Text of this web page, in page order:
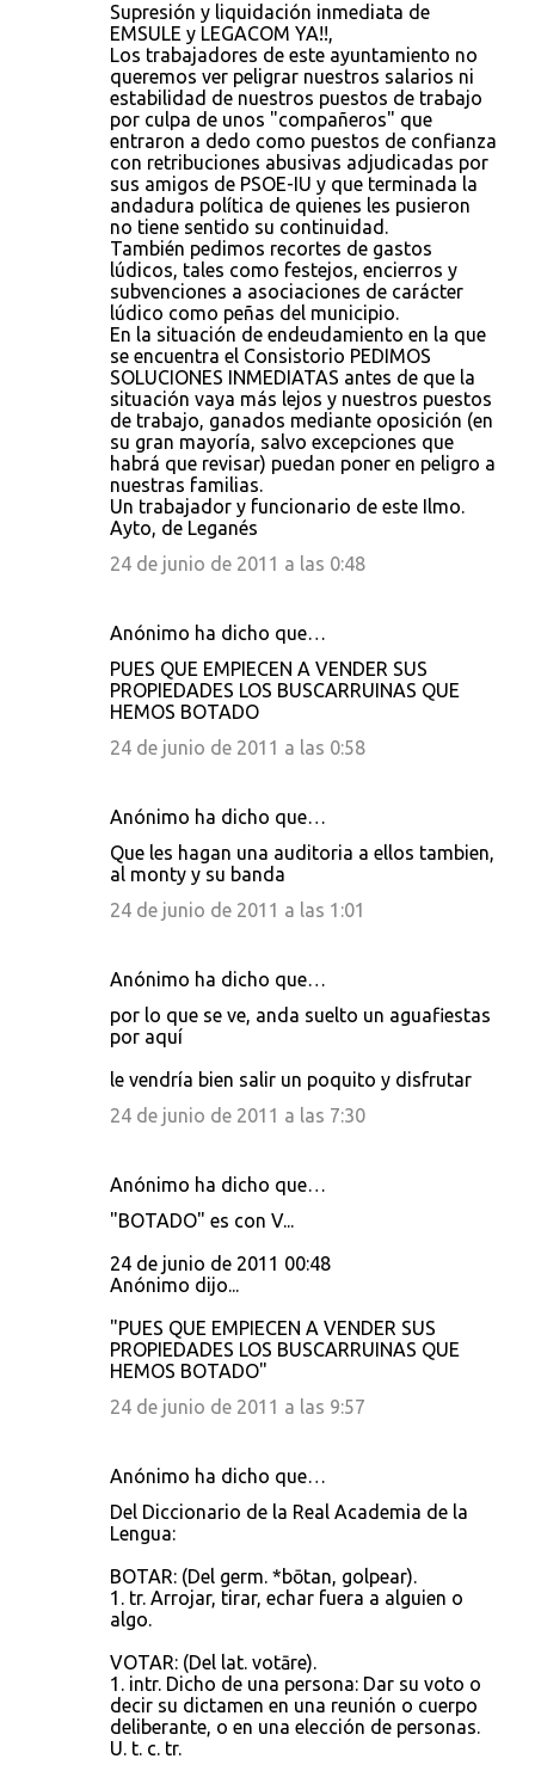
Supresión y liquidación inmediata de
EMSULE y LEGACOM YA!!,
Los trabajadores de este ayuntamiento no
queremos ver peligrar nuestros salarios ni
estabilidad de nuestros puestos de trabajo
por culpa de unos "compañeros" que
entraron a dedo como puestos de confianza
con retribuciones abusivas adjudicadas por
sus amigos de PSOE-IU y que terminada la
andadura política de quienes les pusieron
no tiene sentido su continuidad.
También pedimos recortes de gastos
lúdicos, tales como festejos, encierros y
subvenciones a asociaciones de carácter
lúdico como peñas del municipio.
En la situación de endeudamiento en la que
se encuentra el Consistorio PEDIMOS
SOLUCIONES INMEDIATAS antes de que la
situación vaya más lejos y nuestros puestos
de trabajo, ganados mediante oposición (en
su gran mayoría, salvo excepciones que
habrá que revisar) puedan poner en peligro a
nuestras familias.
Un trabajador y funcionario de este Ilmo.
Ayto, de Leganés
24 de junio de 2011 a las 0:48
Anónimo ha dicho que…
PUES QUE EMPIECEN A VENDER SUS
PROPIEDADES LOS BUSCARRUINAS QUE
HEMOS BOTADO
24 de junio de 2011 a las 0:58
Anónimo ha dicho que…
Que les hagan una auditoria a ellos tambien,
al monty y su banda
24 de junio de 2011 a las 1:01
Anónimo ha dicho que…
por lo que se ve, anda suelto un aguafiestas
por aquí
le vendría bien salir un poquito y disfrutar
24 de junio de 2011 a las 7:30
Anónimo ha dicho que…
"BOTADO" es con V...
24 de junio de 2011 00:48
Anónimo dijo...
"PUES QUE EMPIECEN A VENDER SUS
PROPIEDADES LOS BUSCARRUINAS QUE
HEMOS BOTADO"
24 de junio de 2011 a las 9:57
Anónimo ha dicho que…
Del Diccionario de la Real Academia de la
Lengua:
BOTAR: (Del germ. *bōtan, golpear).
1. tr. Arrojar, tirar, echar fuera a alguien o
algo.
VOTAR: (Del lat. votāre).
1. intr. Dicho de una persona: Dar su voto o
decir su dictamen en una reunión o cuerpo
deliberante, o en una elección de personas.
U. t. c. tr.